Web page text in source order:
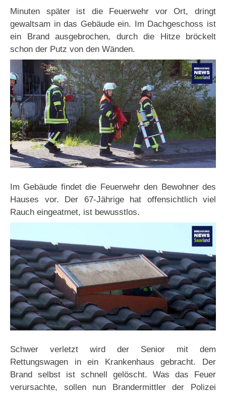
Minuten später ist die Feuerwehr vor Ort, dringt
gewaltsam in das Gebäude ein. Im Dachgeschoss ist
ein Brand ausgebrochen, durch die Hitze bröckelt
schon der Putz von den Wänden.
Im Gebäude findet die Feuerwehr den Bewohner des
Hauses vor. Der 67-Jährige hat offensichtlich viel
Rauch eingeatmet, ist bewusstlos.
Schwer verletzt wird der Senior mit dem
Rettungswagen in ein Krankenhaus gebracht. Der
Brand selbst ist schnell gelöscht. Was das Feuer
verursachte, sollen nun Brandermittler der Polizei